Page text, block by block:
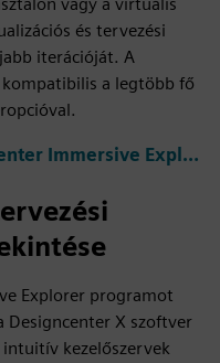
és tervezési
iterációját. A
a legtöbb fő
További információ a Designcenter Immersive Explorerről
Explorer programot
Designcenter X szoftver
kezelőszervek